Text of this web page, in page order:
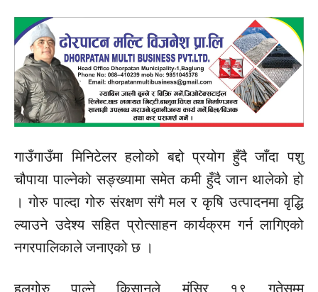
गाउँगाउँमामिनिटेलरहलोकोबद्दोप्रयोग हुँदै जाँदा पशु
चौपाया पाल्नेको सङ्ख्यामा समेत कमी हुँदै जान थालेको हो
। गोरु पाल्दा गोरु संरक्षणसंगैमल र कृषि उत्पादनमा वृद्धि
ल्याउनेउदेश्यसहित प्रोत्साहन कार्यक्रम गर्न लागिएको
नगरपालिकाले जनाएको छ ।
हलगोरु पाल्ने किसानले मंसिर १९ गतेसम्म